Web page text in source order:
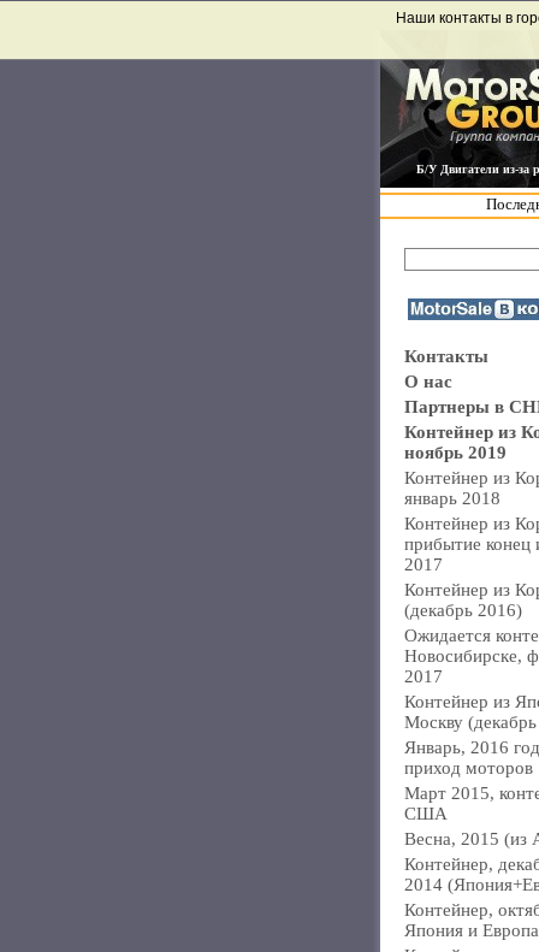
Б/У Двигатели из-за
Наши контакты в
Контакты
О нас
Партнеры в
Контейнер из
ноябрь 2019
Контейнер из
январь 2018
Контейнер из
прибытие конец
2017
Контейнер из
(декабрь 2016)
Ожидается
Новосибирске,
2017
Контейнер из
Москву
Январь, 2016
приход моторов
Март 2015,
США
Весна, 2015 (из
Контейнер,
2014
Контейнер,
Япония и